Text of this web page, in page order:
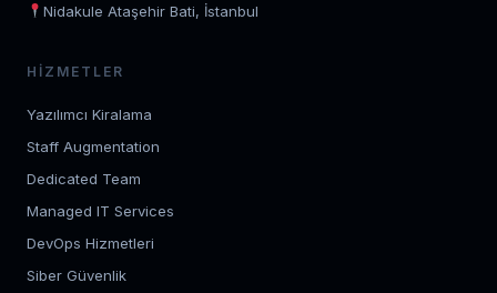
Nidakule Ataşehir Bati, İstanbul
HIZMETLER
Yazılımcı Kiralama
Staff Augmentation
Dedicated Team
Managed IT Services
DevOps Hizmetleri
Siber Güvenlik